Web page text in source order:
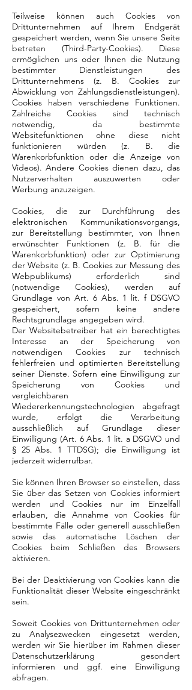
Teilweise können auch Cookies von
Drittunternehmen auf Ihrem Endgerät
gespeichert werden, wenn Sie unsere Seite
betreten (Third-Party-Cookies). Diese
ermöglichen uns oder Ihnen die Nutzung
bestimmter Dienstleistungen des
Drittunternehmens (z. B. Cookies zur
Abwicklung von Zahlungsdienstleistungen).
Cookies haben verschiedene Funktionen.
Zahlreiche Cookies sind technisch
notwendig, da bestimmte
Websitefunktionen ohne diese nicht
funktionieren würden (z. B. die
Warenkorbfunktion oder die Anzeige von
Videos). Andere Cookies dienen dazu, das
Nutzerverhalten auszuwerten oder
Werbung anzuzeigen.
Cookies, die zur Durchführung des
elektronischen Kommunikationsvorgangs,
zur Bereitstellung bestimmter, von Ihnen
erwünschter Funktionen (z. B. für die
Warenkorbfunktion) oder zur Optimierung
der Website (z. B. Cookies zur Messung des
Webpublikums) erforderlich sind
(notwendige Cookies), werden auf
Grundlage von Art. 6 Abs. 1 lit. f DSGVO
gespeichert, sofern keine andere
Rechtsgrundlage angegeben wird.
Der Websitebetreiber hat ein berechtigtes
Interesse an der Speicherung von
notwendigen Cookies zur technisch
fehlerfreien und optimierten Bereitstellung
seiner Dienste. Sofern eine Einwilligung zur
Speicherung von Cookies und
vergleichbaren
Wiedererkennungstechnologien abgefragt
wurde, erfolgt die Verarbeitung
ausschließlich auf Grundlage dieser
Einwilligung (Art. 6 Abs. 1 lit. a DSGVO und
§ 25 Abs. 1 TTDSG); die Einwilligung ist
jederzeit widerrufbar.
Sie können Ihren Browser so einstellen, dass
Sie über das Setzen von Cookies informiert
werden und Cookies nur im Einzelfall
erlauben, die Annahme von Cookies für
bestimmte Fälle oder generell ausschließen
sowie das automatische Löschen der
Cookies beim Schließen des Browsers
aktivieren.
Bei der Deaktivierung von Cookies kann die
Funktionalität dieser Website eingeschränkt
sein.
Soweit Cookies von Drittunternehmen oder
zu Analysezwecken eingesetzt werden,
werden wir Sie hierüber im Rahmen dieser
Datenschutzerklärung gesondert
informieren und ggf. eine Einwilligung
abfragen.